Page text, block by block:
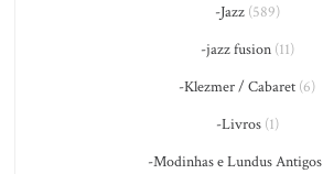
-Jazz(589)
-jazz fusion(11)
-Klezmer / Cabaret (6)
-Livros(1)
-Modinhas e Lundus Antigos